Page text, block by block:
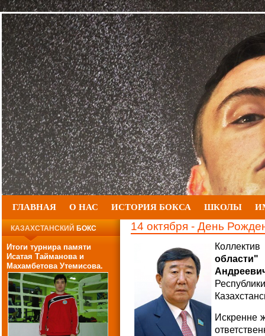
ГЛАВНАЯ О НАС ИСТОРИЯ БОКСА ШКОЛЫ
14 октября - День
области"
Искренне
КАЗАХСТАНСКИЙ БОКС
Итоги турнира памяти
Исатая Тайманова и
Махамбетова Утемисова.